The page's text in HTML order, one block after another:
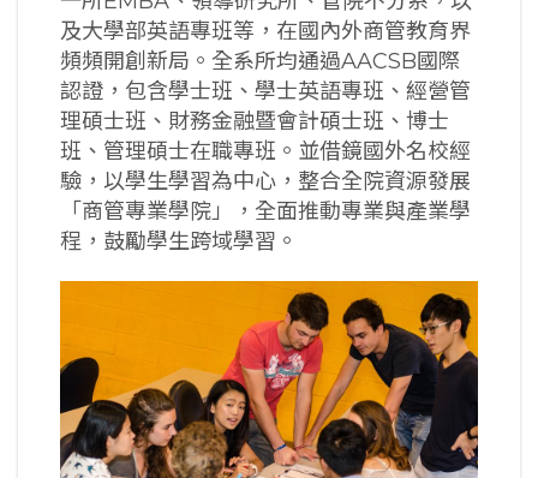
及大學部英語專班等，在國內外商管教育界
頻頻開創新局。全系所均通過AACSB國際
認證，包含學士班、學士英語專班、經營管
理碩士班、財務金融暨會計碩士班、博士
班、管理碩士在職專班。並借鏡國外名校經
驗，以學生學習為中心，整合全院資源發展
「商管專業學院」，全面推動專業與產業學
程，鼓勵學生跨域學習。